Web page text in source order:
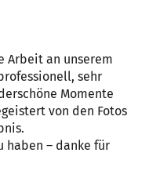
Arbeit an unserem
sehr
Momente
von den Fotos
haben – danke für